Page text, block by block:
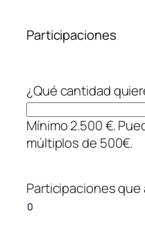
Participaciones
¿Qué cantidad
Mínimo 2.500 €.
múltiplos de 500€.
Participaciones que